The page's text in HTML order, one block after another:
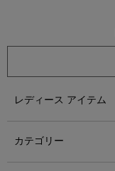
レディース アイテム
カテゴリー